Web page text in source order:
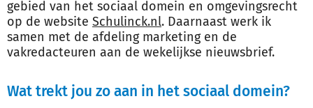
gebied van het sociaal domein en omgevingsrecht
op de website Schulinck.nl. Daarnaast werk ik
samen met de afdeling marketing en de
vakredacteuren aan de wekelijkse nieuwsbrief.
Wat trekt jou zo aan in het sociaal domein?